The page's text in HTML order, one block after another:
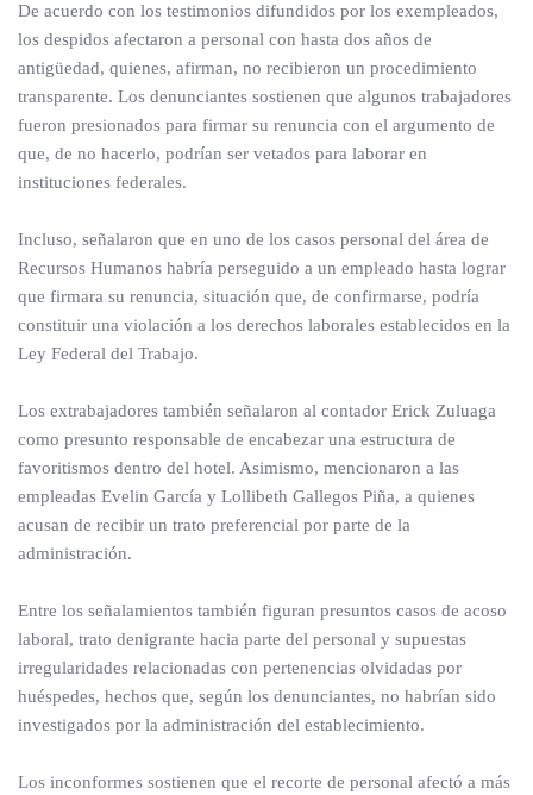
De acuerdo con los testimonios difundidos por los exempleados,
los despidos afectaron a personal con hasta dos años de
antigüedad, quienes, afirman, no recibieron un procedimiento
transparente. Los denunciantes sostienen que algunos trabajadores
fueron presionados para firmar su renuncia con el argumento de
que, de no hacerlo, podrían ser vetados para laborar en
instituciones federales.
Incluso, señalaron que en uno de los casos personal del área de
Recursos Humanos habría perseguido a un empleado hasta lograr
que firmara su renuncia, situación que, de confirmarse, podría
constituir una violación a los derechos laborales establecidos en la
Ley Federal del Trabajo.
Los extrabajadores también señalaron al contador Erick Zuluaga
como presunto responsable de encabezar una estructura de
favoritismos dentro del hotel. Asimismo, mencionaron a las
empleadas Evelin García y Lollibeth Gallegos Piña, a quienes
acusan de recibir un trato preferencial por parte de la
administración.
Entre los señalamientos también figuran presuntos casos de acoso
laboral, trato denigrante hacia parte del personal y supuestas
irregularidades relacionadas con pertenencias olvidadas por
huéspedes, hechos que, según los denunciantes, no habrían sido
investigados por la administración del establecimiento.
Los inconformes sostienen que el recorte de personal afectó a más